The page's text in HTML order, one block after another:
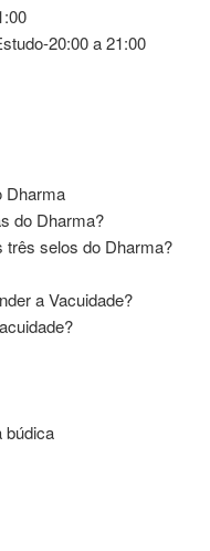
20:00 a 21:00
Dharma
do Dharma?
três selos do Dharma?
a Vacuidade?
búdica